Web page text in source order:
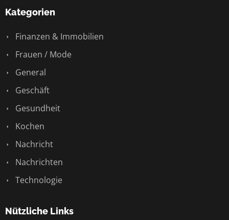
Kategorien
Finanzen & Immobilien
Frauen / Mode
General
Geschäft
Gesundheit
Kochen
Nachricht
Nachrichten
Technologie
Nützliche Links